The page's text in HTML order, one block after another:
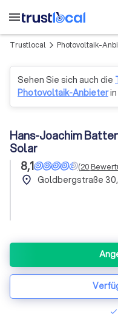
menu
Trustlocal arrow_forward_ios Photovoltaik-
Sehen Sie sich auch die
Photovoltaik-Anbieterin
Hans-Joachim
Solar
8,1
(20
place Goldbergstraße
check